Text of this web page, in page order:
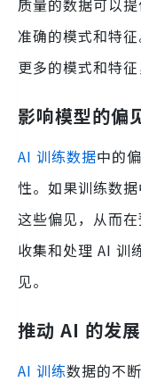
质量的数据可以
准确的模式和特
更多的模式和特
影响模型的偏
AI 训练数据中的
性。如果训练数
这些偏见，从而
收集和处理 AI 训
见。
推动 AI 的发展
AI 训练数据的不